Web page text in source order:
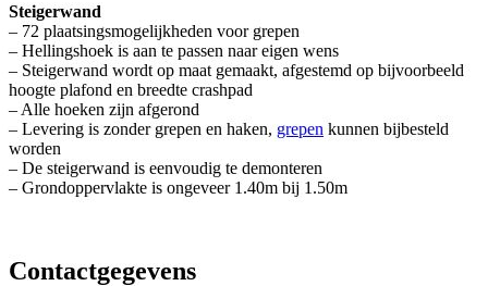
Steigerwand
– 72 plaatsingsmogelijkheden voor grepen
– Hellingshoek is aan te passen naar eigen wens
– Steigerwand wordt op maat gemaakt, afgestemd op bijvoorbeeld
hoogte plafond en breedte crashpad
– Alle hoeken zijn afgerond
– Levering is zonder grepen en haken, grepen kunnen bijbesteld
worden
– De steigerwand is eenvoudig te demonteren
– Grondoppervlakte is ongeveer 1.40m bij 1.50m
Contactgegevens